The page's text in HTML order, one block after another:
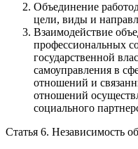
Объединение
цели, виды и
Взаимодействие
профессиональных
государственной
самоуправления в
отношений и
отношений
социального
Статья 6. Независимость